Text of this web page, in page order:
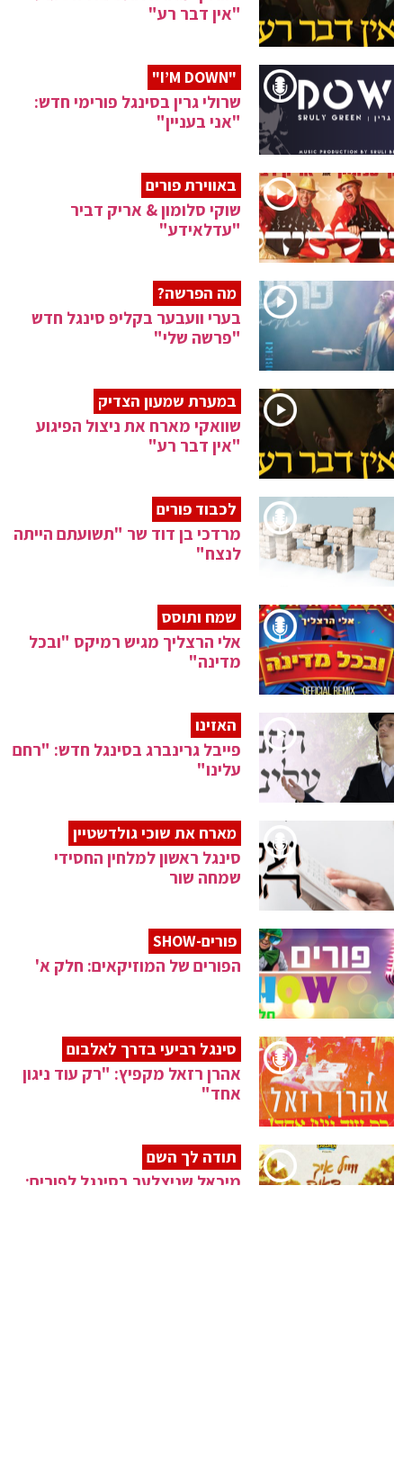
"אין דבר רע"
"I’M DOWN"
שרולי גרין בסינגל פורימי חדש:
"אני בעניין"
באווירת פורים
שוקי סלומון & אריק דביר
"עדלאידע"
מה הפרשה?
בערי וועבער בקליפ סינגל חדש
"פרשה שלי"
במערת שמעון הצדיק
שוואקי מארח את ניצול הפיגוע
"אין דבר רע"
לכבוד פורים
מרדכי בן דוד שר "תשועתם הייתה
לנצח"
שמח ותוסס
אלי הרצליך מגיש רמיקס "ובכל
מדינה"
האזינו
פייבל גרינברג בסינגל חדש: "רחם
עלינו"
מארח את שוכי גולדשטיין
סינגל ראשון למלחין החסידי
שמחה שור
פורים-SHOW
הפורים של המוזיקאים: חלק א'
סינגל רביעי בדרך לאלבום
אהרן רזאל מקפיץ: "רק עוד ניגון
אחד"
תודה לך השם
מיכאל שניצלער בסינגל לפורים: